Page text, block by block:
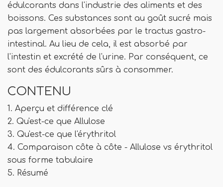
édulcorants dans l'industrie des aliments et des
boissons. Ces substances sont au goût sucré mais
pas largement absorbées par le tractus gastro-
intestinal. Au lieu de cela, il est absorbé par
l'intestin et excrété de l'urine. Par conséquent, ce
sont des édulcorants sûrs à consommer.
CONTENU
1. Aperçu et différence clé
2. Qu'est-ce que Allulose
3. Qu'est-ce que l'érythritol
4. Comparaison côte à côte - Allulose vs érythritol
sous forme tabulaire
5. Résumé